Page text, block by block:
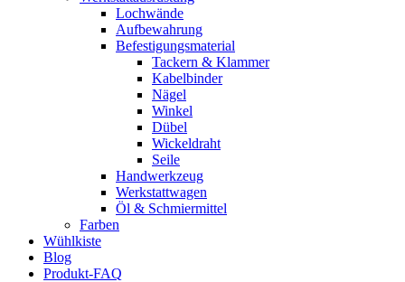
Lochwände
Aufbewahrung
Befestigungsmaterial
Tackern & Klammer
Kabelbinder
Nägel
Winkel
Dübel
Wickeldraht
Seile
Handwerkzeug
Werkstattwagen
Öl & Schmiermittel
Farben
Wühlkiste
Blog
Produkt-FAQ